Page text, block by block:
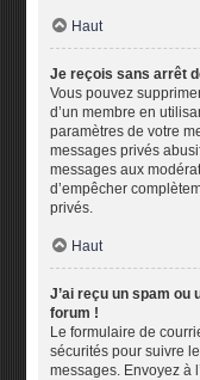
Haut
Je reçois sans arrêt
Vous pouvez
d’un membre en
paramètres de votre
messages privés
messages aux
d’empêcher
privés.
Haut
J’ai reçu un spam ou
forum !
Le formulaire de
sécurités pour suivre
messages. Envoyez à